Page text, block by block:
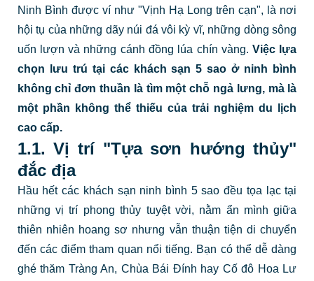
Ninh Bình được ví như "Vịnh Hạ Long trên cạn", là nơi
hội tụ của những dãy núi đá vôi kỳ vĩ, những dòng sông
uốn lượn và những cánh đồng lúa chín vàng.Việc lựa
chọn lưu trú tại các khách sạn 5 sao ở ninh bình
không chỉ đơn thuần là tìm một chỗ ngả lưng, mà là
một phần không thể thiếu của trải nghiệm du lịch
cao cấp.
1.1. Vị trí "Tựa sơn hướng thủy"
đắc địa
Hầu hết các khách sạn ninh bình 5 sao đều tọa lạc tại
những vị trí phong thủy tuyệt vời, nằm ẩn mình giữa
thiên nhiên hoang sơ nhưng vẫn thuận tiện di chuyển
đến các điểm tham quan nổi tiếng. Bạn có thể dễ dàng
ghé thăm Tràng An, Chùa Bái Đính hay Cố đô Hoa Lư